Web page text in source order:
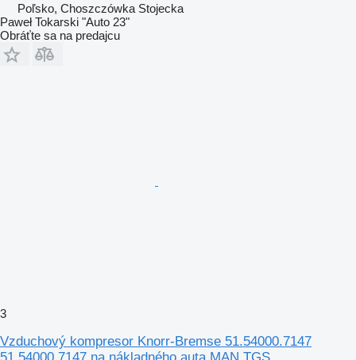
Poľsko, Choszczówka Stojecka
Paweł Tokarski "Auto 23"
Obráťte sa na predajcu
3
Vzduchový kompresor Knorr-Bremse 51.54000.7147